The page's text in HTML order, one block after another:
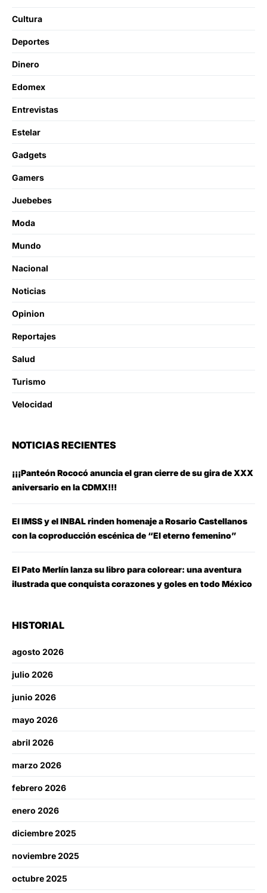
Cultura
Deportes
Dinero
Edomex
Entrevistas
Estelar
Gadgets
Gamers
Juebebes
Moda
Mundo
Nacional
Noticias
Opinion
Reportajes
Salud
Turismo
Velocidad
NOTICIAS RECIENTES
¡¡¡Panteón Rococó anuncia el gran cierre de su gira de XXX
aniversario en la CDMX!!!
El IMSS y el INBAL rinden homenaje a Rosario Castellanos
con la coproducción escénica de “El eterno femenino”
El Pato Merlín lanza su libro para colorear: una aventura
ilustrada que conquista corazones y goles en todo México
HISTORIAL
agosto 2026
julio 2026
junio 2026
mayo 2026
abril 2026
marzo 2026
febrero 2026
enero 2026
diciembre 2025
noviembre 2025
octubre 2025